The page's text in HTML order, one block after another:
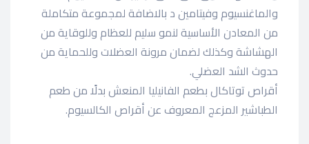
والماغنسيوم وفيتامين د بالاضافة لمجموعة متكاملة
من المعادن الأساسية لنمو سليم للعظام وللوقاية من
الهشاشة وكذلك لضمان مرونة العضلات وللحماية من
حدوث الشد العضلي.
أقراص توتاكال بطعم الفانيليا المنعش بدلًا من طعم
الطباشير المزعج المعروف عن أقراص الكالسيوم.